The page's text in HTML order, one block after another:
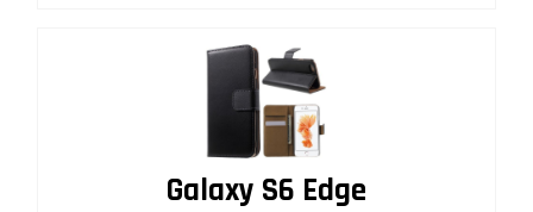
Galaxy S6 Edge